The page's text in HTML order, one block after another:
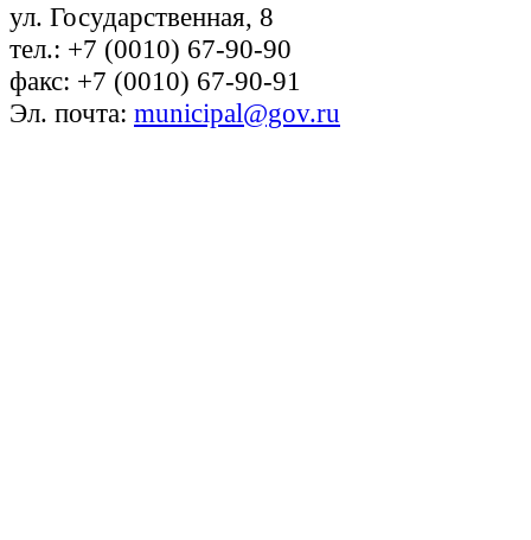
ул. Государственная, 8
тел.: +7 (0010) 67-90-90
факс: +7 (0010) 67-90-91
Эл. почта: municipal@gov.ru